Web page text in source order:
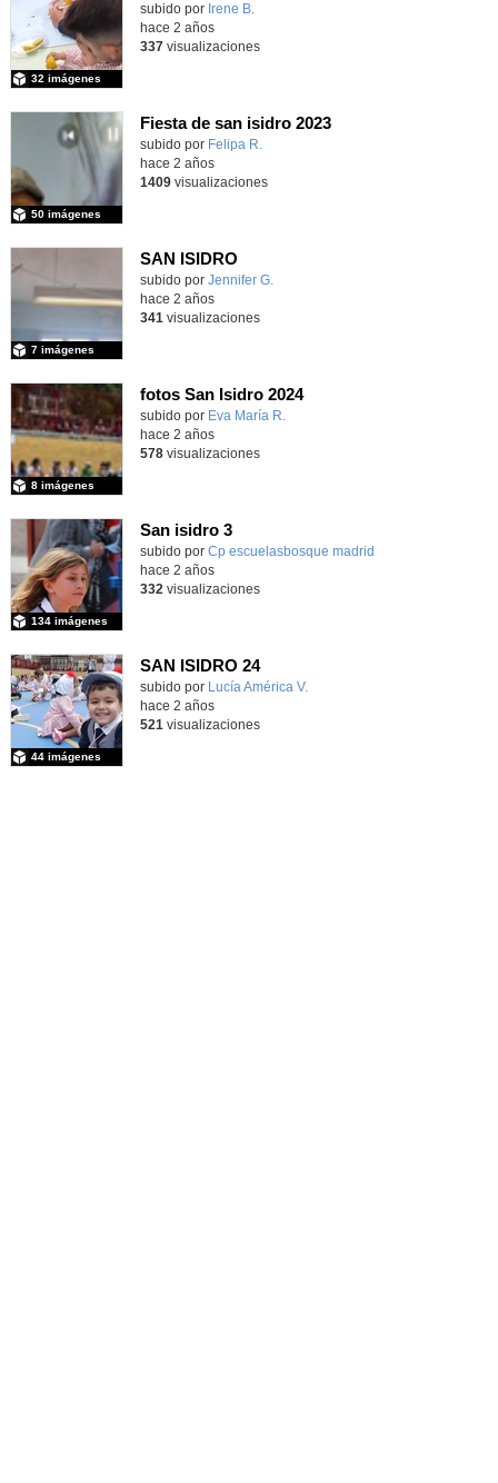
subido por Irene B.
32 imágenes
hace 2 años
337visualizaciones
Fiesta de san isidro 2023
subido por Felipa R.
50 imágenes
hace 2 años
1409visualizaciones
SAN ISIDRO
subido por Jennifer G.
7 imágenes
hace 2 años
341 visualizaciones
fotos San Isidro 2024
Contenido educativo.
subido por Eva María R.
8 imágenes
hace 2 años
578visualizaciones
San isidro 3
subido por Cp escuelasbosque madrid
134 imágenes
hace 2 años
332 visualizaciones
SAN ISIDRO 24
Contenido educativo.
subido por Lucía América V.
44 imágenes
hace 2 años
521 visualizaciones